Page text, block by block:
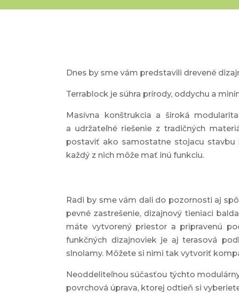
Dnes by sme vám predstavili drevené
Terrablock je súhra prírody, oddychu a
Masívna konštrukcia a široká
a udržateľné riešenie z tradičných
postaviť ako samostatne stojacu
každý z nich môže mať inú funkciu.
Radi by sme vám dali do pozornosti aj
pevné zastrešenie, dizajnový tieniaci
máte vytvorený priestor a pripravenú
funkčných dizajnoviek je aj terasová
slnolamy. Môžete si nimi tak vytvoriť
Neoddeliteľnou súčasťou týchto
povrchová úprava, ktorej odtieň si